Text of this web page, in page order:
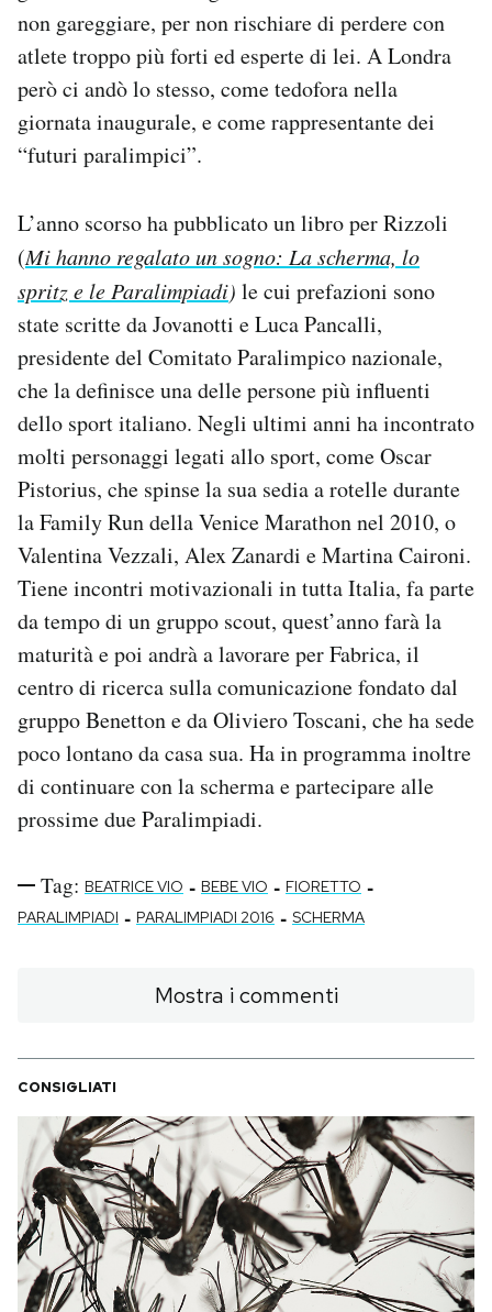
non gareggiare, per non rischiare di perdere con
atlete troppo più forti ed esperte di lei. A Londra
però ci andò lo stesso, come tedofora nella
giornata inaugurale, e come rappresentante dei
“futuri paralimpici”.
L’anno scorso ha pubblicato un libro per Rizzoli
(Mi hanno regalato un sogno: La scherma, lo
spritz e le Paralimpiadi) le cui prefazioni sono
state scritte da Jovanotti e Luca Pancalli,
presidente del Comitato Paralimpico nazionale,
che la definisce una delle persone più influenti
dello sport italiano. Negli ultimi anni ha incontrato
molti personaggi legati allo sport, come Oscar
Pistorius, che spinse la sua sedia a rotelle durante
la Family Run della Venice Marathon nel 2010, o
Valentina Vezzali, Alex Zanardi e Martina Caironi.
Tiene incontri motivazionali in tutta Italia, fa parte
da tempo di un gruppo scout, quest’anno farà la
maturità e poi andrà a lavorare per Fabrica, il
centro di ricerca sulla comunicazione fondato dal
gruppo Benetton e da Oliviero Toscani, che ha sede
poco lontano da casa sua. Ha in programma inoltre
di continuare con la scherma e partecipare alle
prossime due Paralimpiadi.
Tag: BEATRICE VIO - BEBE VIO - FIORETTO -
PARALIMPIADI - PARALIMPIADI 2016 - SCHERMA
Mostra i commenti
CONSIGLIATI